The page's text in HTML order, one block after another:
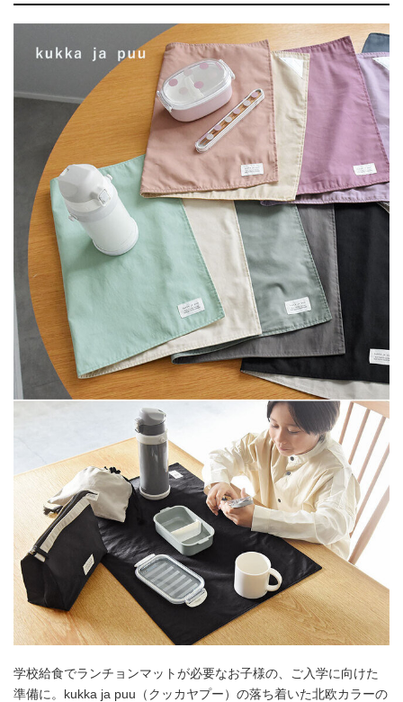
学校給食でランチョンマットが必要なお子様の、ご入学に向けた
準備に。kukka ja puu（クッカヤプー）の落ち着いた北欧カラーの